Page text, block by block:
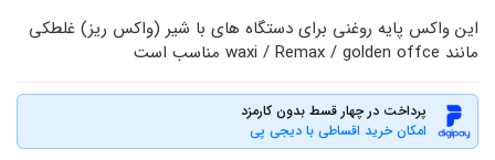
این واکس پایه روغنی برای دستگاه های با شیر (واکس ریز) غلطکی
مانند waxi / Remax / golden offce مناسب است
پرداخت در چهار قسط بدون کارمزد
امکان خرید اقساطی با دیجی پی